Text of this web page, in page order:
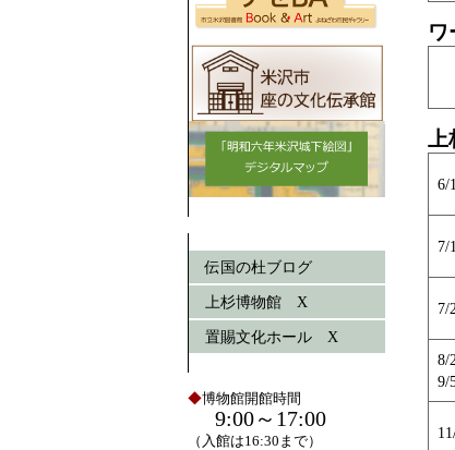
伝国の杜ブログ
上杉博物館 X
置賜文化ホール X
◆博物館開館時間
9:00～17:00
（入館は16:30まで）
ワ
上
6/
7/
7/
8/
9/